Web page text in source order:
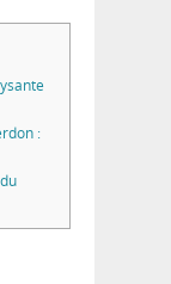
: